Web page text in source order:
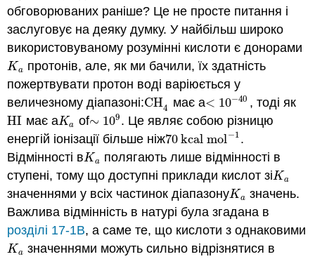
обговорюваних раніше? Це не просте питання і
заслуговує на деяку думку. У найбільш широко
використовуваному розумінні кислоти є донорами
Ka
Ka протонів, але, як ми бачили, їх здатність
пожертвувати протон воді варіюється у
величезному діапазоні:CH4
CH4 має a< 10−40
<10−40 , тоді як
HI
HI має aKa
Ka of∼ 109
∼ 109. Це являє собою різницю
енергій іонізації більше ніж70 kcal mol−1
70 kcal mol−1.
Відмінності вKa
Ka полягають лише відмінності в
ступені, тому що доступні приклади кислот зіKa
Ka
значеннями у всіх частинок діапазонуKa
Ka значень.
Важлива відмінність в натурі була згадана в
розділі 17-1В, а саме те, що кислоти з однаковими
Ka
Ka значеннями можуть сильно відрізнятися в